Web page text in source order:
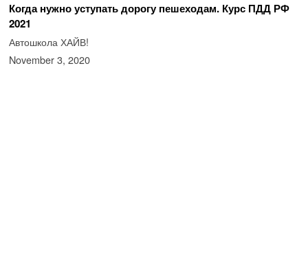
Когда нужно уступать дорогу пешеходам. Курс ПДД РФ
2021
Автошкола ХАЙВ!
November 3, 2020